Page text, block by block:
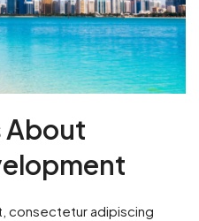
About
consectetur adipiscing